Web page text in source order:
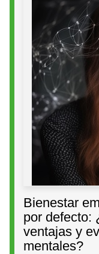
Bienestar
por defecto:
ventajas y
mentales?